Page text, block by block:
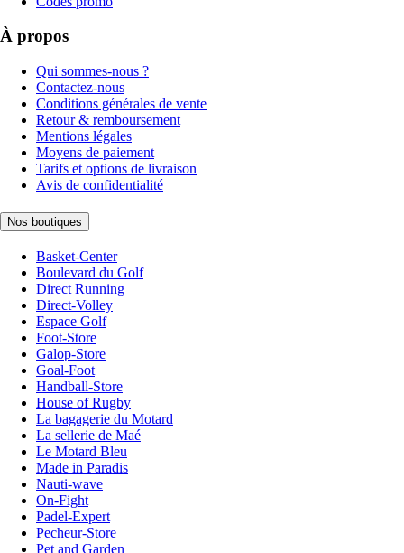
À propos
Qui sommes-nous ?
Contactez-nous
Conditions générales de vente
Retour & remboursement
Mentions légales
Moyens de paiement
Tarifs et options de livraison
Avis de confidentialité
Nos boutiques
Basket-Center
Boulevard du Golf
Direct Running
Direct-Volley
Espace Golf
Foot-Store
Galop-Store
Goal-Foot
Handball-Store
House of Rugby
La bagagerie du Motard
La sellerie de Maé
Le Motard Bleu
Made in Paradis
Nauti-wave
On-Fight
Padel-Expert
Pecheur-Store
Pet and Garden